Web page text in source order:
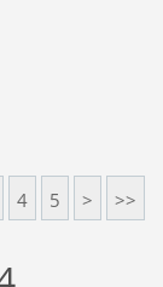
4 5 > >>